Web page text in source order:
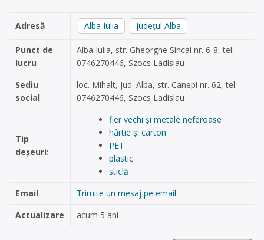
Adresă Alba Iulia județul Alba
Punct de
lucru
Alba Iulia, str. Gheorghe Sincai nr. 6-8, tel:
0746270446, Szocs Ladislau
Sediu
social
loc. Mihalt, jud. Alba, str. Canepi nr. 62, tel:
0746270446, Szocs Ladislau
Tip
deșeuri:
fier vechi și metale neferoase
hârtie și carton
PET
plastic
sticlă
Email
Trimite un mesaj pe email
Actualizare
acum 5 ani